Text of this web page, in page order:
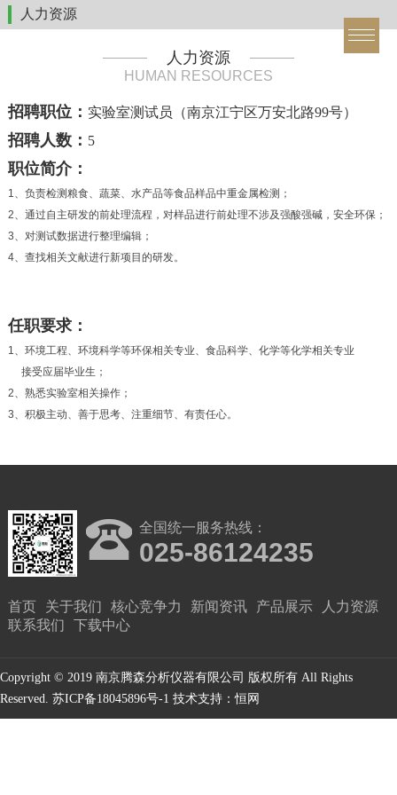
人力资源
人力资源
HUMAN RESOURCES
招聘职位： 实验室测试员（南京江宁区万安北路99号）
招聘人数： 5
职位简介：
1、负责检测粮食、蔬菜、水产品等食品样品中重金属检测；
2、通过自主研发的前处理流程，对样品进行前处理不涉及强酸强碱，安全环保；
3、对测试数据进行整理编辑；
4、查找相关文献进行新项目的研发。
任职要求：
1、环境工程、环境科学等环保相关专业、食品科学、化学等化学相关专业
接受应届毕业生；
2、熟悉实验室相关操作；
3、积极主动、善于思考、注重细节、有责任心。
全国统一服务热线：
025-86124235
首页 关于我们 核心竞争力 新闻资讯 产品展示
人力资源
联系我们
下载中心
Copyright © 2019 南京腾森分析仪器有限公司 版权所有 All Rights
Reserved. 苏ICP备18045896号-1 技术支持：恒网